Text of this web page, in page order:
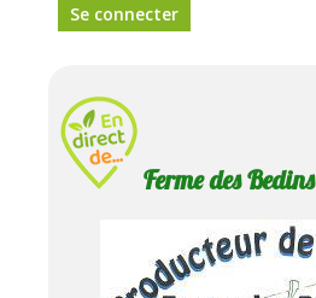
Se connecter
Ferme des Bedins